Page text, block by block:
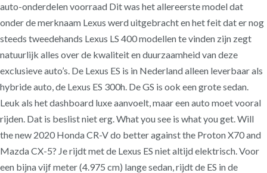
auto-onderdelen voorraad Dit was het allereerste model dat
onder de merknaam Lexus werd uitgebracht en het feit dat er nog
steeds tweedehands Lexus LS 400 modellen te vinden zijn zegt
natuurlijk alles over de kwaliteit en duurzaamheid van deze
exclusieve auto’s. De Lexus ES is in Nederland alleen leverbaar als
hybride auto, de Lexus ES 300h. De GS is ook een grote sedan.
Leuk als het dashboard luxe aanvoelt, maar een auto moet vooral
rijden. Dat is beslist niet erg. What you see is what you get. Will
the new 2020 Honda CR-V do better against the Proton X70 and
Mazda CX-5? Je rijdt met de Lexus ES niet altijd elektrisch. Voor
een bijna vijf meter (4.975 cm) lange sedan, rijdt de ES in de